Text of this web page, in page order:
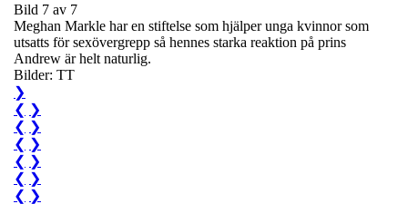
Bild 7 av 7
Meghan Markle har en stiftelse som hjälper unga kvinnor som
utsatts för sexövergrepp så hennes starka reaktion på prins
Andrew är helt naturlig.
Bilder: TT
❯
❮ ❯
❮ ❯
❮ ❯
❮ ❯
❮ ❯
❮ ❯